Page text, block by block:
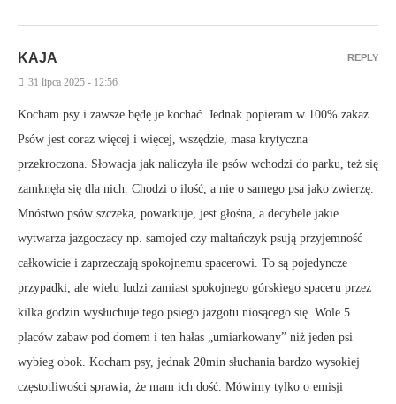
KAJA
31 lipca 2025 - 12:56
Kocham psy i zawsze będę je kochać. Jednak popieram w 100% zakaz.
Psów jest coraz więcej i więcej, wszędzie, masa krytyczna
przekroczona. Słowacja jak naliczyła ile psów wchodzi do parku, też się
zamknęła się dla nich. Chodzi o ilość, a nie o samego psa jako zwierzę.
Mnóstwo psów szczeka, powarkuje, jest głośna, a decybele jakie
wytwarza jazgoczacy np. samojed czy maltańczyk psują przyjemność
całkowicie i zaprzeczają spokojnemu spacerowi. To są pojedyncze
przypadki, ale wielu ludzi zamiast spokojnego górskiego spaceru przez
kilka godzin wysłuchuje tego psiego jazgotu niosącego się. Wole 5
placów zabaw pod domem i ten hałas „umiarkowany” niż jeden psi
wybieg obok. Kocham psy, jednak 20min słuchania bardzo wysokiej
częstotliwości sprawia, że mam ich dość. Mówimy tylko o emisji
REPLY